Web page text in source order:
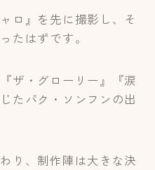
ロ』を先に撮影し、そ
たはずです。
ザ・グローリー』『涙
たパク・ソンフンの出
り、制作陣は大きな決